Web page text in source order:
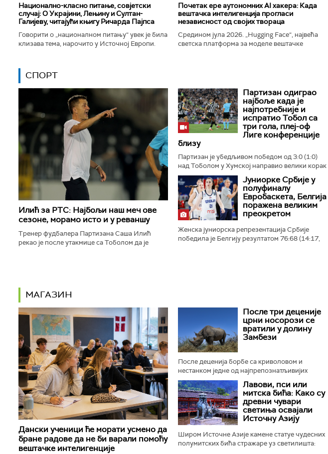
Национално-класнo питање, совјетски
случај: О Украјини, Лењину и Султан-
Галијеву, читајући књигу Ричарда Пајпса
Говорити о „националном питању“ увек је била
клизава тема, нарочито у Источној Европи.
Почетак ере аутономних AI хакера: Када
вештачка интелигенција прогласи
независност од својих твораца
Средином јула 2026. „Hugging Face“, највећа
светска платформа за моделе вештачке
СПОРТ
Илић за РТС: Најбољи наш меч ове
сезоне, морамо исто и у реваншу
Тренер фудбалера Партизана Саша Илић
рекао је после утакмице са Тоболом да је
Партизан одиграо
најбоље када је
најпотребније и
испратио Тобол са
три гола, плеј-оф
Лиге конференције
близу
Партизан је убедљивом победом од 3:0 (1:0)
над Тоболом у Хумској направио велики корак
ка пласману у плеј-оф квалификација за Лигу
конференције. Црно-бели...Јуниорке Србије у
полуфиналу
Евробаскета, Белгија
поражена великим
преокретом
Женска јуниорска репрезентација Србије
победила је Белгију резултатом 76:68 (14:17,
МАГАЗИН
Дански ученици ће морати усмено да
бране радове да не би варали помоћу
вештачке интелигенције
После три деценије
црни носорози се
вратили у долину
Замбези
После деценија борбе са криволовом и
нестанком једне од најпрепознатљивијих
афричких животиња, црни носорози поново
корачају долином Замбези. Њихов повратак...
Лавови, пси или
митска бића: Како су
древни чувари
светиња освајали
Источну Азију
Широм Источне Азије камене статуе чудесних
полумитских бића стражаре уз светилишта: